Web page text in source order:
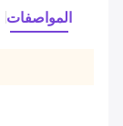
المواصفات